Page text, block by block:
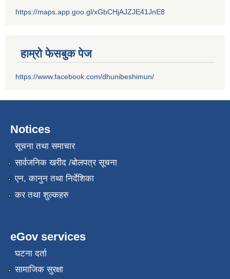
https://maps.app.goo.gl/xGbCHjAJZJE41JnE8
हाम्रो फेसबुक पेज
https://www.facebook.com/dhunibeshimun/
Notices
सूचना तथा समाचार
सार्वजनिक खरीद /बोलपत्र सूचना
एन, कानुन तथा निर्देशिका
कर तथा शुल्कहरु
eGov services
घटना दर्ता
सामाजिक सुरक्षा